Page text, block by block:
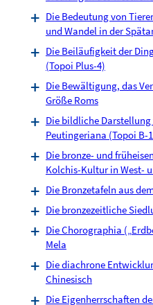
Die Bedeutung von
und Wandel in der
Die Beiläufigkeit der
(Topoi Plus-4)
Die Bewältigung, das
Größe Roms
Die bildliche
Peutingeriana (Topoi B-
Die bronze- und
Kolchis-Kultur in West-
Die Bronzetafeln aus
Die bronzezeitliche
Die Chorographia
Mela
Die diachrone
Chinesisch
Die Eigenherrschaften